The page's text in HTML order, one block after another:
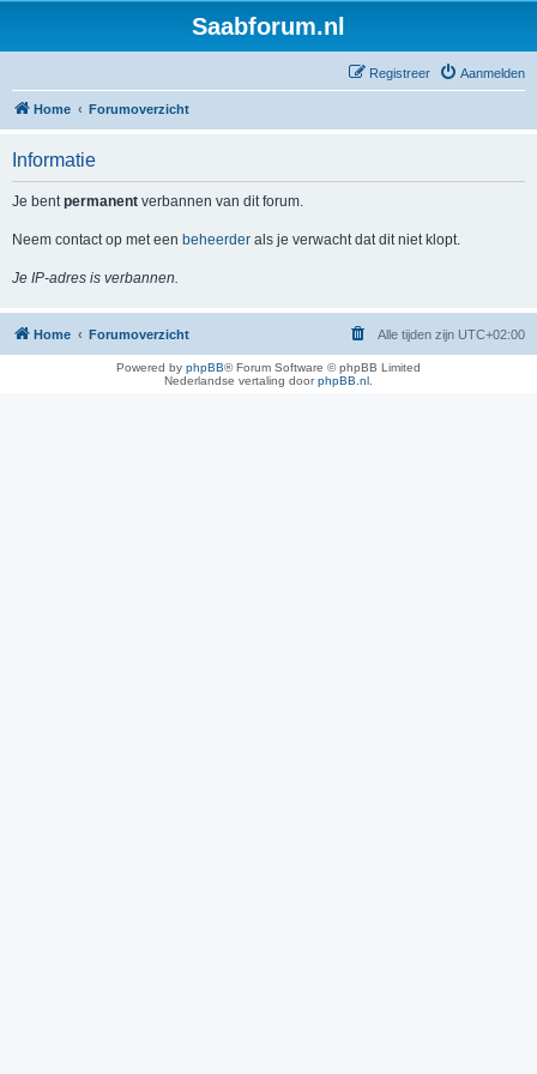
Saabforum.nl
Aanmelden
Registreer
Home Forumoverzicht
Informatie
Je bentpermanent verbannen van dit forum.
Neem contact op met een beheerder als je verwacht dat dit niet klopt.
Je IP-adres is verbannen.
Home Forumoverzicht Alle tijden zijn UTC+02:00
Powered by phpBB® Forum Software © phpBB Limited
Nederlandse vertaling doorphpBB.nl